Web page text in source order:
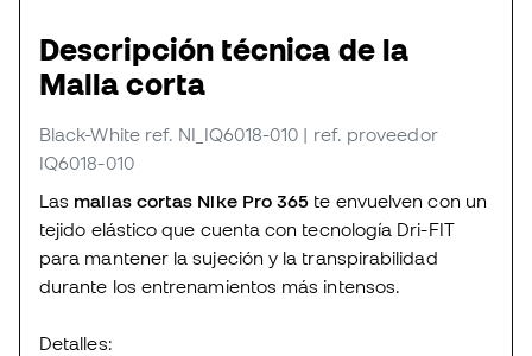
Descripción técnica de la
Malla corta
Black-White ref. NI_IQ6018-010 | ref. proveedor
IQ6018-010
Las mallas cortas Nike Pro 365 te envuelven con un
tejido elástico que cuenta con tecnología Dri-FIT
para mantener la sujeción y la transpirabilidad
durante los entrenamientos más intensos.
Detalles: